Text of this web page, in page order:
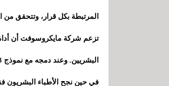
المرتبطة بكل قرار، وتتحقق من
تزعم شركة مايكروسوفت أن